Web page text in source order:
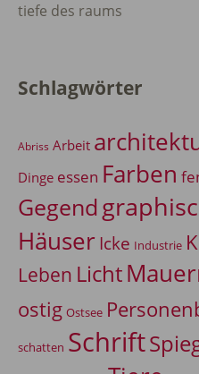
tiefe des raums
Schlagwörter
Abriss Arbeit
Dinge essen Farben
Gegend
Häuser Icke Industrie
Leben Licht
ostig Ostsee
schatten Schrift